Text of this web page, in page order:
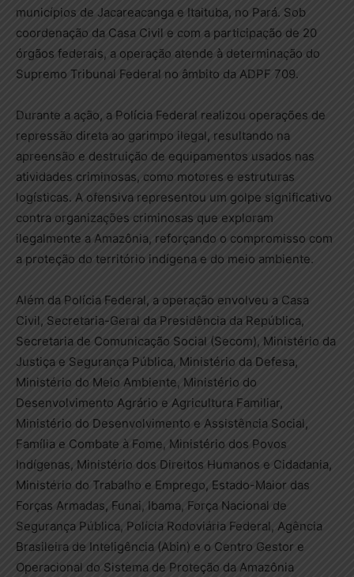
municípios de Jacareacanga e Itaituba, no Pará. Sob
coordenação da Casa Civil e com a participação de 20
órgãos federais, a operação atende à determinação do
Supremo Tribunal Federal no âmbito da ADPF 709.
Durante a ação, a Polícia Federal realizou operações de
repressão direta ao garimpo ilegal, resultando na
apreensão e destruição de equipamentos usados nas
atividades criminosas, como motores e estruturas
logísticas. A ofensiva representou um golpe significativo
contra organizações criminosas que exploram
ilegalmente a Amazônia, reforçando o compromisso com
a proteção do território indígena e do meio ambiente.
Além da Polícia Federal, a operação envolveu a Casa
Civil, Secretaria-Geral da Presidência da República,
Secretaria de Comunicação Social (Secom), Ministério da
Justiça e Segurança Pública, Ministério da Defesa,
Ministério do Meio Ambiente, Ministério do
Desenvolvimento Agrário e Agricultura Familiar,
Ministério do Desenvolvimento e Assistência Social,
Família e Combate à Fome, Ministério dos Povos
Indígenas, Ministério dos Direitos Humanos e Cidadania,
Ministério do Trabalho e Emprego, Estado-Maior das
Forças Armadas, Funai, Ibama, Força Nacional de
Segurança Pública, Polícia Rodoviária Federal, Agência
Brasileira de Inteligência (Abin) e o Centro Gestor e
Operacional do Sistema de Proteção da Amazônia